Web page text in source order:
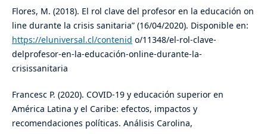
Flores, M. (2018). El rol clave del profesor en la educación on
line durante la crisis sanitaria” (16/04/2020). Disponible en:
https://eluniversal.cl/contenid o/11348/el-rol-clave-
delprofesor-en-la-educación-online-durante-la-
crisissanitaria
Francesc P. (2020). COVID-19 y educación superior en
América Latina y el Caribe: efectos, impactos y
recomendaciones políticas. Análisis Carolina,